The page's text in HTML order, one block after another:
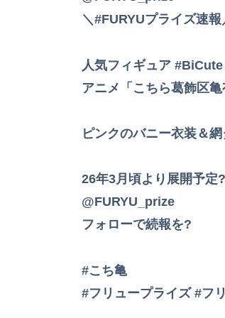
＼#FURYUプライズ速報
人気フィギュア
アニメ「こちら葛飾区
ピンクのバニー衣装＆
26年3月頃より展開予定?
@FURYU_prize
フォローで続報を?
#こち亀
#フリュープライズ #フ